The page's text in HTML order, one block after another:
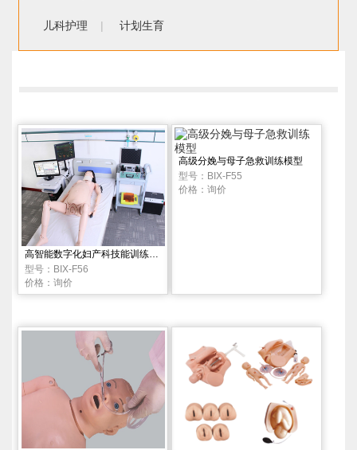
儿科护理 | 计划生育
高智能数字化妇产科技能训练系统（计算机控制）
型号：BIX-F56
价格：询价
高级分娩与母子急救训练模型
型号：BIX-F55
价格：询价